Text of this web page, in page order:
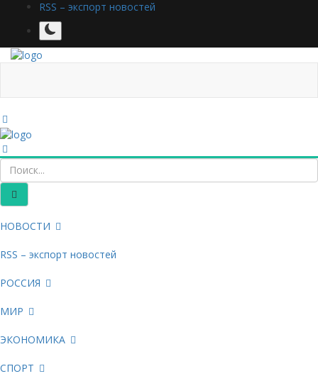
RSS – экспорт новостей
НОВОСТИ
RSS – экспорт новостей
РОССИЯ
МИР
ЭКОНОМИКА
СПОРТ